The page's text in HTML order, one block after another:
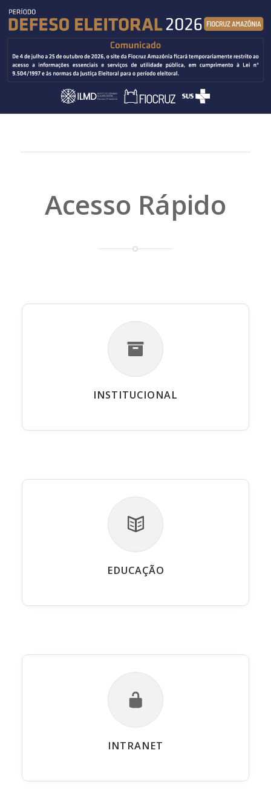
Acesso Rápido
INSTITUCIONAL
EDUCAÇÃO
INTRANET